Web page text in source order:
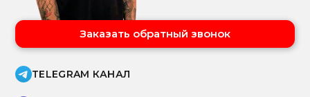
Заказать обратный звонок
TELEGRAM КАНАЛ